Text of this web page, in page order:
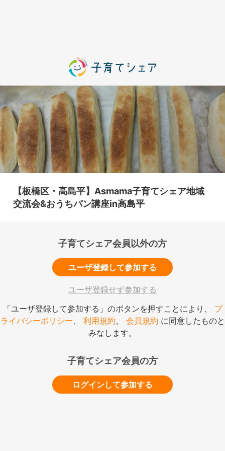
【板橋区・高島平】Asmama子育てシェア地域
交流会&おうちパン講座in高島平
子育てシェア会員以外の方
ユーザ登録して参加する
ユーザ登録せず参加する
「ユーザ登録して参加する」のボタンを押すことにより、 プ
ライバシーポリシー、 利用規約、 会員規約 に同意したものと
みなします。
子育てシェア会員の方
ログインして参加する